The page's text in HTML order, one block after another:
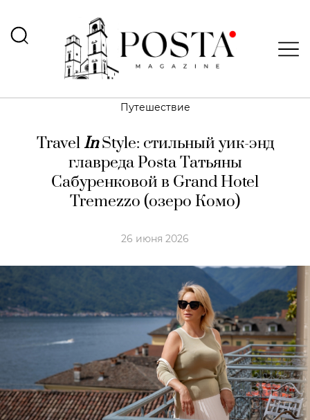
Путешествие
TravelInStyle: стильный уик-энд
главреда Posta Татьяны
Сабуренковой в Grand Hotel
Tremezzo (озеро Комо)
26 июня 2026